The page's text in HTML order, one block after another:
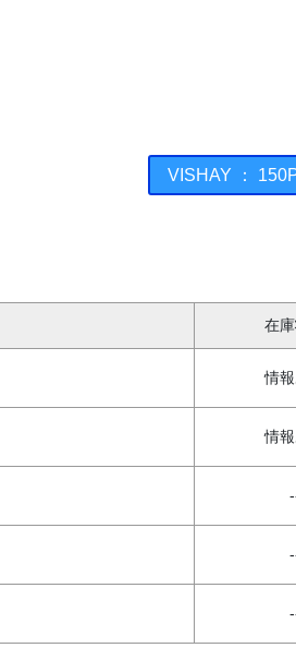
VISHAY ：
在
情
情